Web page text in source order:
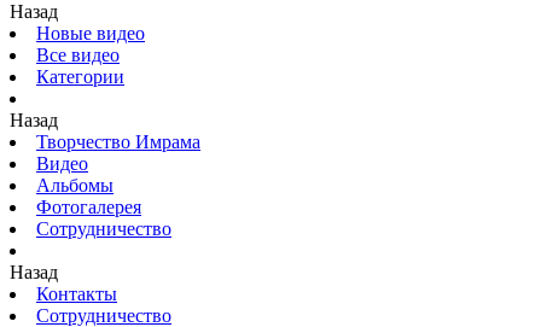
Назад
Новые видео
Все видео
Категории
Назад
Творчество Имрама
Видео
Альбомы
Фотогалерея
Сотрудничество
Назад
Контакты
Сотрудничество